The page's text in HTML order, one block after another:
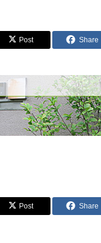
Post Share
Post Share